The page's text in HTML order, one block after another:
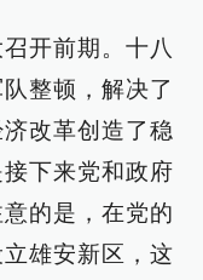
开前期。十八
整顿，解决了
改革创造了稳
下来党和政府
的是，在党的
雄安新区，这